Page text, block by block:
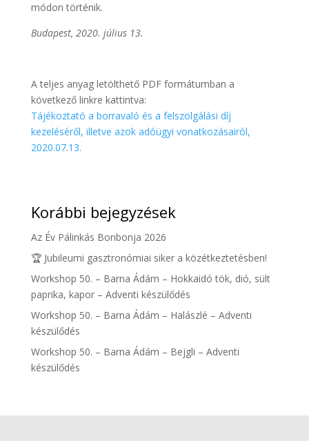
módon történik.
Budapest, 2020. július 13.
A teljes anyag letölthető PDF formátumban a
következő linkre kattintva:
Tájékoztató a borravaló és a felszolgálási díj
kezeléséről, illetve azok adóügyi vonatkozásairól,
2020.07.13.
Korábbi bejegyzések
Az Év Pálinkás Bonbonja 2026
🏆 Jubileumi gasztronómiai siker a közétkeztetésben!
Workshop 50. – Barna Ádám – Hokkaidó tök, dió, sült
paprika, kapor – Adventi készülődés
Workshop 50. – Barna Ádám – Halászlé – Adventi
készülődés
Workshop 50. – Barna Ádám – Bejgli – Adventi
készülődés